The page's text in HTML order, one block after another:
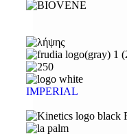
IMPERIAL